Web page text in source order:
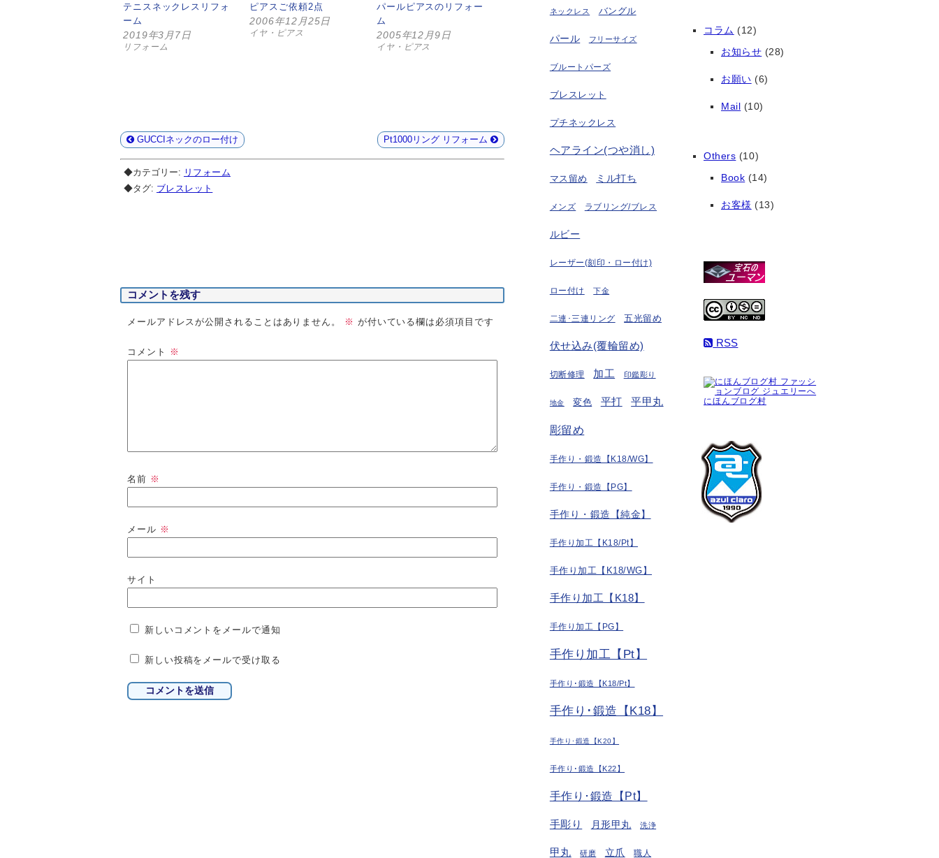
テニスネックレスリフォ
ーム
2019年3月7日
リフォーム
ピアスご依頼2点
2006年12月25日
イヤ・ピアス
パールピアスのリフォー
ム
2005年12月9日
イヤ・ピアス
GUCCIネックのロー付け Pt1000リング リフォーム
◆カテゴリー: リフォーム
◆タグ: ブレスレット
コメントを残す
メールアドレスが公開されることはありません。 ※ が付いている欄は必須項目です
コメント ※
名前 ※
メール ※
サイト
新しいコメントをメールで通知
新しい投稿をメールで受け取る
ネックレス バングル
パール フリーサイズ
ブルートパーズ
ブレスレット
プチネックレス
ヘアライン(つや消し)
マス留め ミル打ち
メンズ ラブリング/ブレス
ルビー
レーザー(刻印・ロー付け)
ロー付け 下金
二連･三連リング 五光留め
伏せ込み(覆輪留め)
切断修理 加工 印鑑彫り
地金 変色 平打 平甲丸
彫留め
手作り・鍛造【K18/WG】
手作り・鍛造【PG】
手作り・鍛造【純金】
手作り加工【K18/Pt】
手作り加工【K18/WG】
手作り加工【K18】
手作り加工【PG】
手作り加工【Pt】
手作り･鍛造【K18/Pt】
手作り･鍛造【K18】
手作り･鍛造【K20】
手作り･鍛造【K22】
手作り･鍛造【Pt】
手彫り 月形甲丸 洗浄
甲丸 研磨 立爪 職人
コラム (12)
お知らせ (28)
お願い (6)
Mail (10)
Others (10)
Book (14)
お客様 (13)
RSS
にほんブログ村